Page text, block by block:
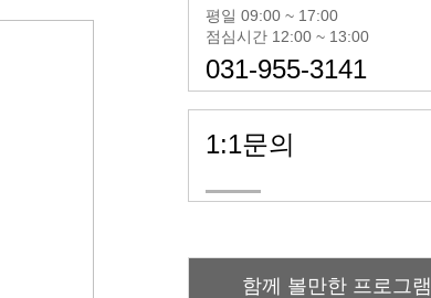
평일 09:00 ~ 17:00
점심시간 12:00 ~ 13:00
031-955-3141
1:1문의
함께 볼만한 프로그램